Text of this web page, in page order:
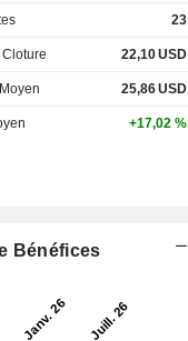
23
22,10USD
25,86USD
+17,02 %
Bénéfices